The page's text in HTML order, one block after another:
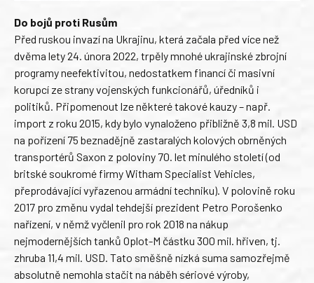
Do bojů proti Rusům
Před ruskou invazí na Ukrajinu, která začala před více než
dvěma lety 24. února 2022, trpěly mnohé ukrajinské zbrojní
programy neefektivitou, nedostatkem financí či masivní
korupcí ze strany vojenských funkcionářů, úředníků i
politiků. Připomenout lze některé takové kauzy – např.
import z roku 2015, kdy bylo vynaloženo přibližně 3,8 mil. USD
na pořízení 75 beznadějně zastaralých kolových obrněných
transportérů Saxon z poloviny 70. let minulého století (od
britské soukromé firmy Witham Specialist Vehicles,
přeprodávající vyřazenou armádní techniku). V polovině roku
2017 pro změnu vydal tehdejší prezident Petro Porošenko
nařízení, v němž vyčlenil pro rok 2018 na nákup
nejmodernějších tanků Oplot-M částku 300 mil. hřiven, tj.
zhruba 11,4 mil. USD. Tato směšně nízká suma samozřejmě
absolutně nemohla stačit na náběh sériové výroby,